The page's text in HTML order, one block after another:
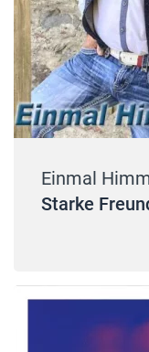
Einmal
Starke